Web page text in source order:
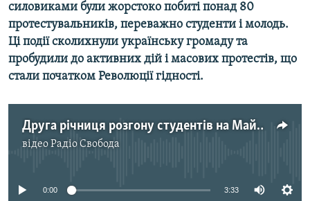
Усі сайти RFE/RL
силовиками були жорстоко побиті понад 80
протестувальників, переважно студенти і молодь.
Ці події сколихнули українську громаду та
пробудили до активних дій і масових протестів, що
стали початком Революції гідності.
Друга річниця розгону студентів на Майдані – злочин без кари
відеоРадіо Свобода
No media source currently available
0:00 3:33